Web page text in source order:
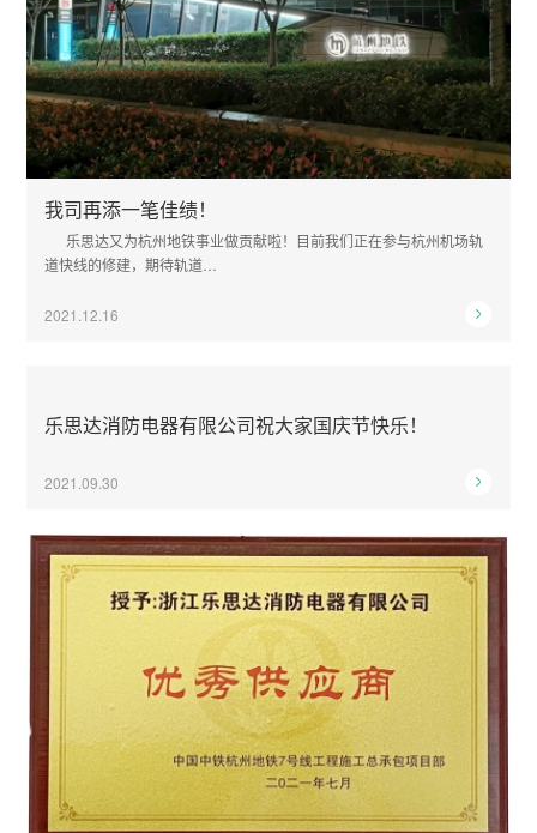
我司再添一笔佳绩！
乐思达又为杭州地铁事业做贡献啦！目前我们正在参与杭州机场轨
道快线的修建，期待轨道…
2021.12.16
乐思达消防电器有限公司祝大家国庆节快乐！
2021.09.30